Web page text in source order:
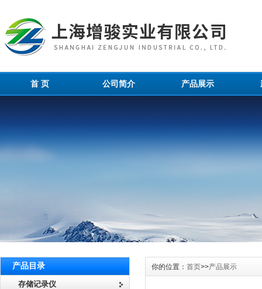
首 页 公司简介 产品展示
产品目录
存储记录仪
你的位置： 首页>>产品展示